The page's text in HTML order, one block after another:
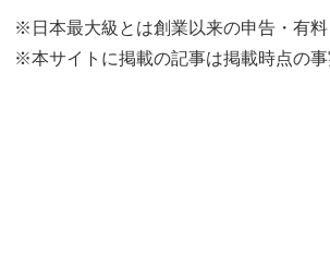
※日本最大級とは創業以来の申告・有
※本サイトに掲載の記事は掲載時点の事